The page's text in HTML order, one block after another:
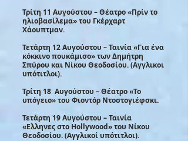
Τρίτη 11 Αυγούστου – Θέατρο «Πρίν το
ηλιοβασίλεμα» του Γκέρχαρτ
Χάουπτμαν.
Τετάρτη 12 Αυγούστου – Ταινία «Για ένα
κόκκινο πουκάμισο» των Δημήτρη
Σπύρου και Νίκου Θεοδοσίου. (Αγγλικοι
υπότιτλοι).
Τρίτη 18 Αυγούστου – Θέατρο «Το
υπόγειο» του Φιοντόρ Ντοστογιέφσκι.
Τετάρτη 19 Αυγούστου – Ταινία
«Ελληνες στο Hollywood» του Νίκου
Θεοδοσίου. (Αγγλικοί υπότιτλοι).